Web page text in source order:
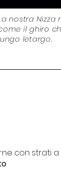
nostra
il ghiro
letargo.
con strati